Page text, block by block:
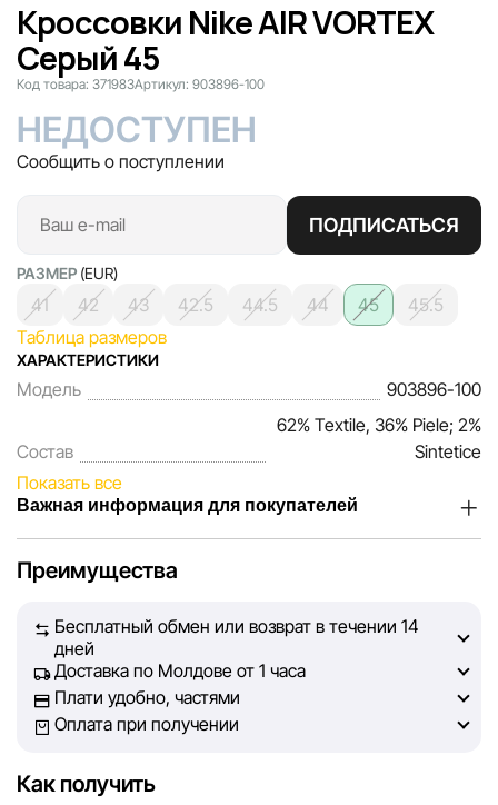
Кроссовки Nike AIR VORTEX
Серый 45
Код товара: 371983Артикул: 903896-100
НЕДОСТУПЕН
Сообщить о поступлении
ПОДПИСАТЬСЯ
РАЗМЕР (EUR)
41 42 43 42.5 44.5 44 45
45.5
Таблица размеров
ХАРАКТЕРИСТИКИ
Модель 903896-100
Состав
62% Textile, 36% Piele; 2%
Sintetice
Показать все
Важная информация для покупателей
наших покупателей. Каждый день мы работаем над тем,
на сайте, была максимально полной, объективной и
актуальной. Наша цель — обеспечить вас достоверной
информацией, чтобы вы смогли принять лучшее
решение о покупке.
не может гарантировать абсолютную точность всех
Преимущества
Бесплатный обмен или возврат в течении 14
дней
Доставка по Молдове от 1 часа
Плати удобно, частями
Оплата при получении
Как получить